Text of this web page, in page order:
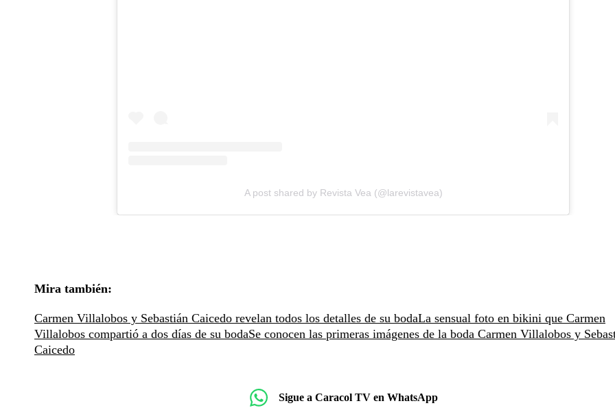
A post shared by Revista Vea (@larevistavea)
Mira también:
Carmen Villalobos y Sebastián Caicedo revelan todos los detalles de su bodaLa sensual foto en bikini que Carmen
Villalobos compartió a dos días de su bodaSe conocen las primeras imágenes de la boda Carmen Villalobos y
Caicedo
Sigue a Caracol TV en WhatsApp